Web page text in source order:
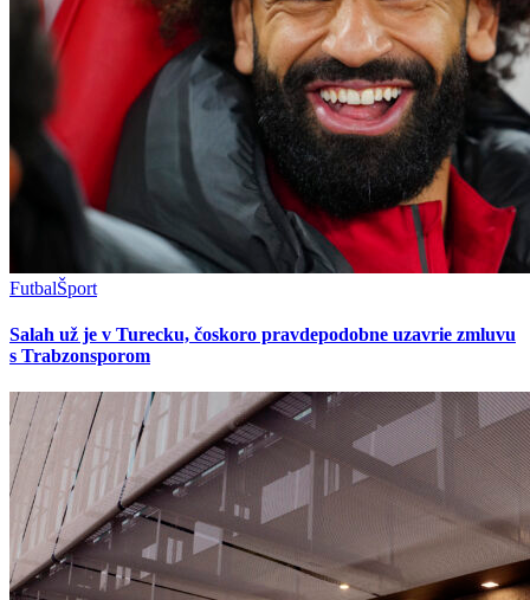
FutbalŠport
Salah už je v Turecku, čoskoro pravdepodobne uzavrie zmluvu
s Trabzonsporom